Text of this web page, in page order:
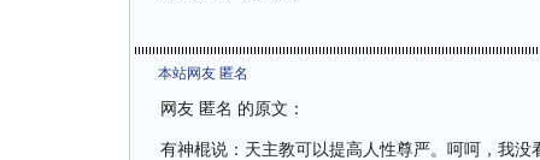
本站网友 匿名
网友 匿名 的原文：
有神棍说：天主教可以提高人性尊严。呵呵，我